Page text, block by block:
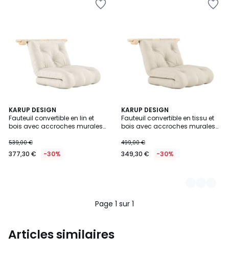
KARUP DESIGN
Fauteuil convertible en lin et
bois avec accroches murales-
539,00 €
377,30 € -30%
KARUP DESIGN
Fauteuil convertible en tissu et
bois avec accroches murales-
499,00 €
349,30 € -30%
3
Couleurs
Page 1 sur 1
Articles similaires